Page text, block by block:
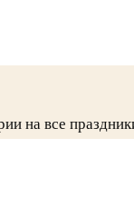
на все